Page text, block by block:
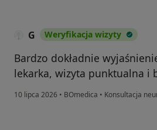
G Weryfikacja wizyty
Bardzo dokładnie
lekarka, wizyta punktualna i
10 lipca 2026 • BOmedica • Konsultacja